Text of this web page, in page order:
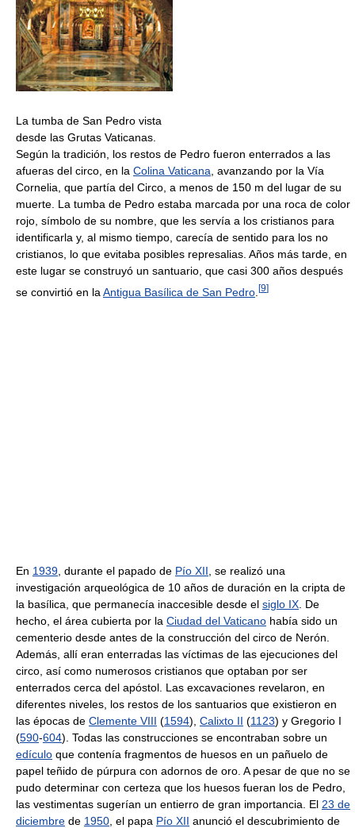
La tumba de San Pedro vista
desde las Grutas Vaticanas.
Según la tradición, los restos de Pedro fueron enterrados a las
afueras del circo, en la Colina Vaticana , avanzando por la Vía
Cornelia, que partía del Circo, a menos de 150 m del lugar de su
muerte. La tumba de Pedro estaba marcada por una roca de color
rojo, símbolo de su nombre, que les servía a los cristianos para
identificarla y, al mismo tiempo, carecía de sentido para los no
cristianos, lo que evitaba posibles represalias. Años más tarde, en
este lugar se construyó un santuario, que casi 300 años después
se convirtió en la Antigua Basílica de San Pedro [9]
En 1939 , durante el papado de Pío XII , se realizó una
investigación arqueológica de 10 años de duración en la cripta de
la basílica, que permanecía inaccesible desde el siglo IX . De
hecho, el área cubierta por la Ciudad del Vaticano había sido un
cementerio desde antes de la construcción del circo de Nerón.
Además, allí eran enterradas las víctimas de las ejecuciones del
circo, así como numerosos cristianos que optaban por ser
enterrados cerca del apóstol. Las excavaciones revelaron, en
diferentes niveles, los restos de los santuarios que existieron en
las épocas de Clemente VIII (1594), Calixto II (1123) y Gregorio I
(590-604). Todas las construcciones se encontraban sobre un
edículo que contenía fragmentos de huesos en un pañuelo de
papel teñido de púrpura con adornos de oro. A pesar de que no se
pudo determinar con certeza que los huesos fueran los de Pedro,
las vestimentas sugerían un entierro de gran importancia. El 23 de
diciembre de 1950 , el papa Pío XII anunció el descubrimiento de